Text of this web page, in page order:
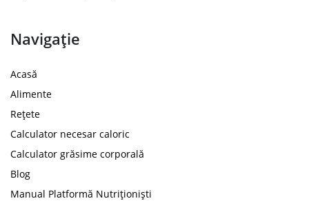
Navigație
Acasă
Alimente
Rețete
Calculator necesar caloric
Calculator grăsime corporală
Blog
Manual Platformă Nutriționiști